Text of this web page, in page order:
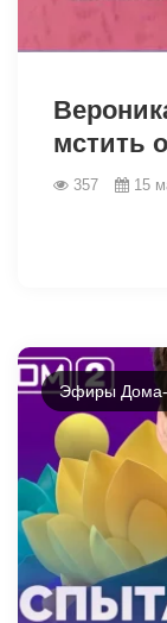
мстить
357 15
Эфиры